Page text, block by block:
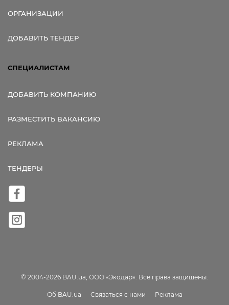
ОРГАНИЗАЦИИ
ДОБАВИТЬ ТЕНДЕР
СПЕЦИАЛИСТАМ
ДОБАВИТЬ КОМПАНИЮ
РАЗМЕСТИТЬ ВАКАНСИЮ
РЕКЛАМА
ТЕНДЕРЫ
© 2004-2026 BAU.ua, ООО «Экодар». Все права защищены.
Об BAU.ua Связаться с нами Реклама